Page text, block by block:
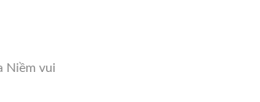
Niềm vui